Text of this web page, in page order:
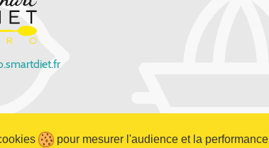
pour mesurer l'audience et la